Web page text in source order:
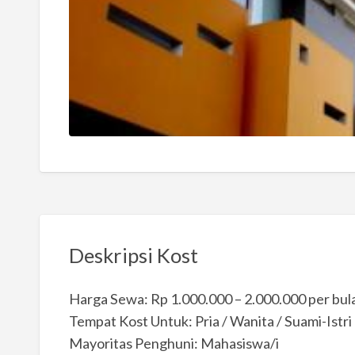
Deskripsi Kost
Harga Sewa: Rp 1.000.000 – 2.000.000 per
Tempat Kost Untuk: Pria / Wanita / Suami-Istri
Mayoritas Penghuni: Mahasiswa/i